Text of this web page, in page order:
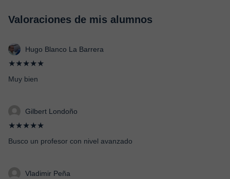
Valoraciones de mis alumnos
Hugo Blanco La Barrera
★★★★★
Muy bien
Gilbert Londoño
★★★★★
Busco un profesor con nivel avanzado
Vladimir Peña